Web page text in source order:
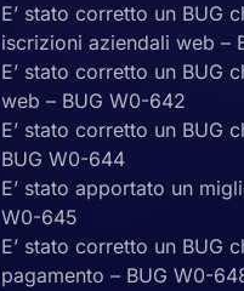
E’ stato corretto un BUG
iscrizioni aziendali web –
E’ stato corretto un BUG
web – BUG W0-642
E’ stato corretto un BUG
BUG W0-644
E’ stato apportato un
W0-645
E’ stato corretto un BUG
pagamento – BUG W0-